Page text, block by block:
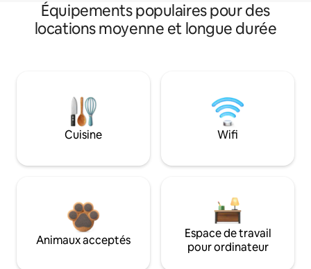
Équipements populaires pour des
locations moyenne et longue durée
Cuisine Wifi
Animaux acceptés
Espace de travail
pour ordinateur